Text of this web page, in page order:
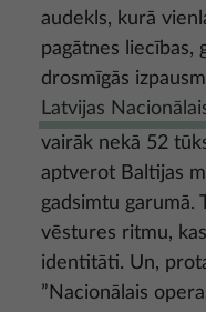
audekls, kurā
pagātnes liecības,
drosmīgās
Latvijas
vairāk nekā 52
aptverot Baltijas
gadsimtu garumā.
vēstures ritmu,
identitāti. Un,
”Nacionālais